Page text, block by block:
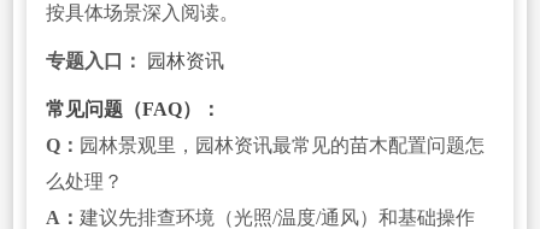
按具体场景深入阅读。
专题入口： 园林资讯
常见问题（FAQ）：
Q： 园林景观里，园林资讯最常见的苗木配置问题怎
么处理？
A： 建议先排查环境（光照/温度/通风）和基础操作